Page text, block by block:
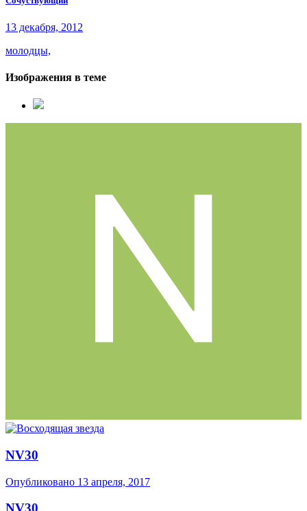
13 декабря, 2012
молодцы,
Изображения в теме
NV30
Опубликовано 13 апреля, 2017